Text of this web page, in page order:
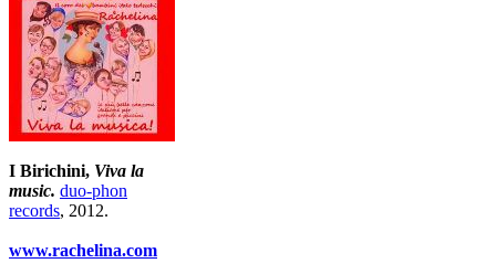
I Birichini, Viva la
music. duo-phon
records, 2012.
www.rachelina.com